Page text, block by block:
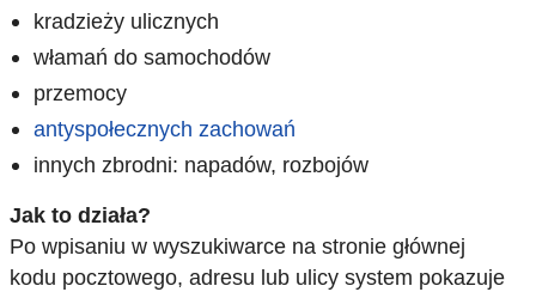
kradzieży ulicznych
włamań do samochodów
przemocy
antyspołecznych zachowań
innych zbrodni: napadów, rozbojów
Jak to działa?
Po wpisaniu w wyszukiwarce na stronie głównej
kodu pocztowego, adresu lub ulicy system pokazuje